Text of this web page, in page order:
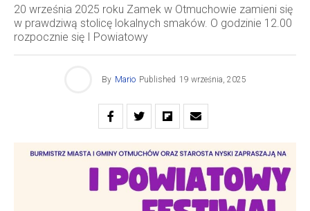
20 września 2025 roku Zamek w Otmuchowie zamieni się
w prawdziwą stolicę lokalnych smaków. O godzinie 12.00
rozpocznie się I Powiatowy
By Mario Published 19 września, 2025